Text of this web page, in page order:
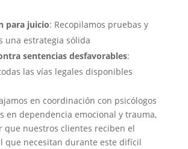
para juicio: Recopilamos pruebas y
una estrategia sólida
sentencias desfavorables:
las vías legales disponibles
en coordinación con psicólogos
en dependencia emocional y trauma,
que nuestros clientes reciben el
que necesitan durante este difícil